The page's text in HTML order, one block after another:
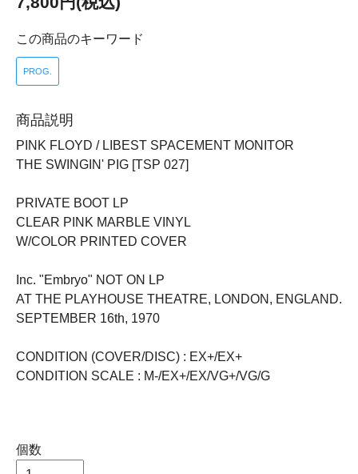
この商品のキーワード
PROG.
商品説明
PINK FLOYD / LIBEST SPACEMENT MONITOR
THE SWINGIN' PIG [TSP 027]
PRIVATE BOOT LP
CLEAR PINK MARBLE VINYL
W/COLOR PRINTED COVER
Inc. "Embryo" NOT ON LP
AT THE PLAYHOUSE THEATRE, LONDON, ENGLAND.
SEPTEMBER 16th, 1970
CONDITION (COVER/DISC) : EX+/EX+
CONDITION SCALE : M-/EX+/EX/VG+/VG/G
個数